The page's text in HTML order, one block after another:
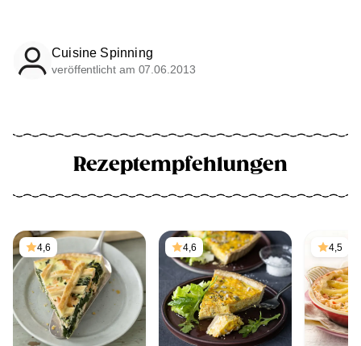
Cuisine Spinning
veröffentlicht am 07.06.2013
Rezeptempfehlungen
4,6 4,6 4,5